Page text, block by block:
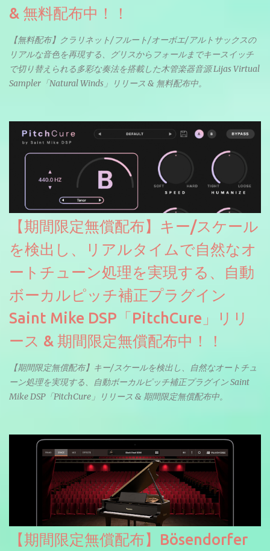
& 無料配布中！！
【無料配布】クラリネット/フルート/オーボエ/アルトサックスの
リアルな音色を再現する、グリスからフォールまでキースイッチ
で切り替えられる多彩な奏法を搭載した木管楽器音源 Lijas Virtual
Sampler「Natural Winds」リリース & 無料配布中。
【期間限定無償配布】キー/スケール
を検出し、リアルタイムで自然なオ
ートチューン処理を実現する、自動
ボーカルピッチ補正プラグイン
Saint Mike DSP「PitchCure」リリ
ース & 期間限定無償配布中！！
【期間限定無償配布】キー/スケールを検出し、自然なオートチュ
ーン処理を実現する、自動ボーカルピッチ補正プラグイン Saint
Mike DSP「PitchCure」リリース & 期間限定無償配布中。
【期間限定無償配布】Bösendorfer